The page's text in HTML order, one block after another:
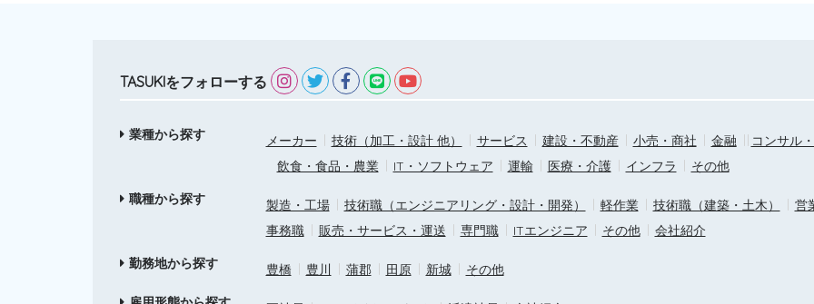
TASUKIをフォローする
業種から探す メーカー 技術（加工・設計 他） サービス 建設・不動産 小売・商社 金融
コンサル
飲食・食品・農業
IT・ソフトウェア 運輸 医療・介護 インフラ
その他
職種から探す
製造・工場 技術職（エンジニアリング・設計・開発） 軽作業 技術職（建築・土木）
営
事務職
販売・サービス・運送 専門職 ITエンジニア その他
会社紹介
勤務地から探す
豊橋 豊川 蒲郡 田原 新城
その他